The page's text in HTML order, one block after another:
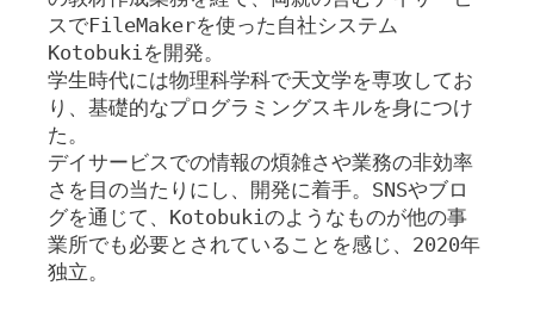
スでFileMakerを使った自社システム
Kotobukiを開発。
学生時代には物理科学科で天文学を専攻してお
り、基礎的なプログラミングスキルを身につけ
た。
デイサービスでの情報の煩雑さや業務の非効率
さを目の当たりにし、開発に着手。SNSやブロ
グを通じて、Kotobukiのようなものが他の事
業所でも必要とされていることを感じ、2020年
独立。